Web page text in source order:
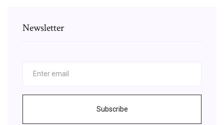
Newsletter
Subscribe